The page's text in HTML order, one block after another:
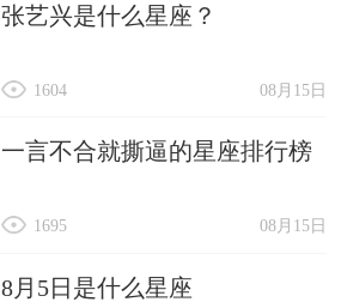
张艺兴是什么星座？
08月15日
1604
一言不合就撕逼的星座排行榜
08月15日
1695
8月5日是什么星座